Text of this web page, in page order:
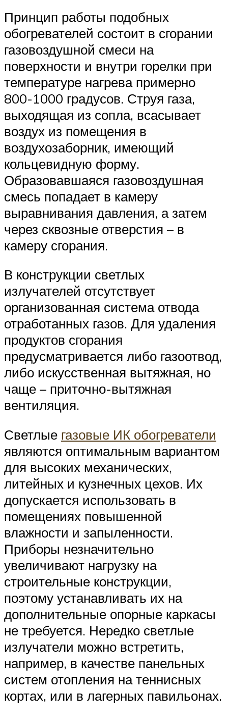
Принцип работы подобных
обогревателей состоит в сгорании
газовоздушной смеси на
поверхности и внутри горелки при
температуре нагрева примерно
800-1000 градусов. Струя газа,
выходящая из сопла, всасывает
воздух из помещения в
воздухозаборник, имеющий
кольцевидную форму.
Образовавшаяся газовоздушная
смесь попадает в камеру
выравнивания давления, а затем
через сквозные отверстия – в
камеру сгорания.
В конструкции светлых
излучателей отсутствует
организованная система отвода
отработанных газов. Для удаления
продуктов сгорания
предусматривается либо газоотвод,
либо искусственная вытяжная, но
чаще – приточно-вытяжная
вентиляция.
Светлые газовые ИК обогреватели
являются оптимальным вариантом
для высоких механических,
литейных и кузнечных цехов. Их
допускается использовать в
помещениях повышенной
влажности и запыленности.
Приборы незначительно
увеличивают нагрузку на
строительные конструкции,
поэтому устанавливать их на
дополнительные опорные каркасы
не требуется. Нередко светлые
излучатели можно встретить,
например, в качестве панельных
систем отопления на теннисных
кортах, или в лагерных павильонах.